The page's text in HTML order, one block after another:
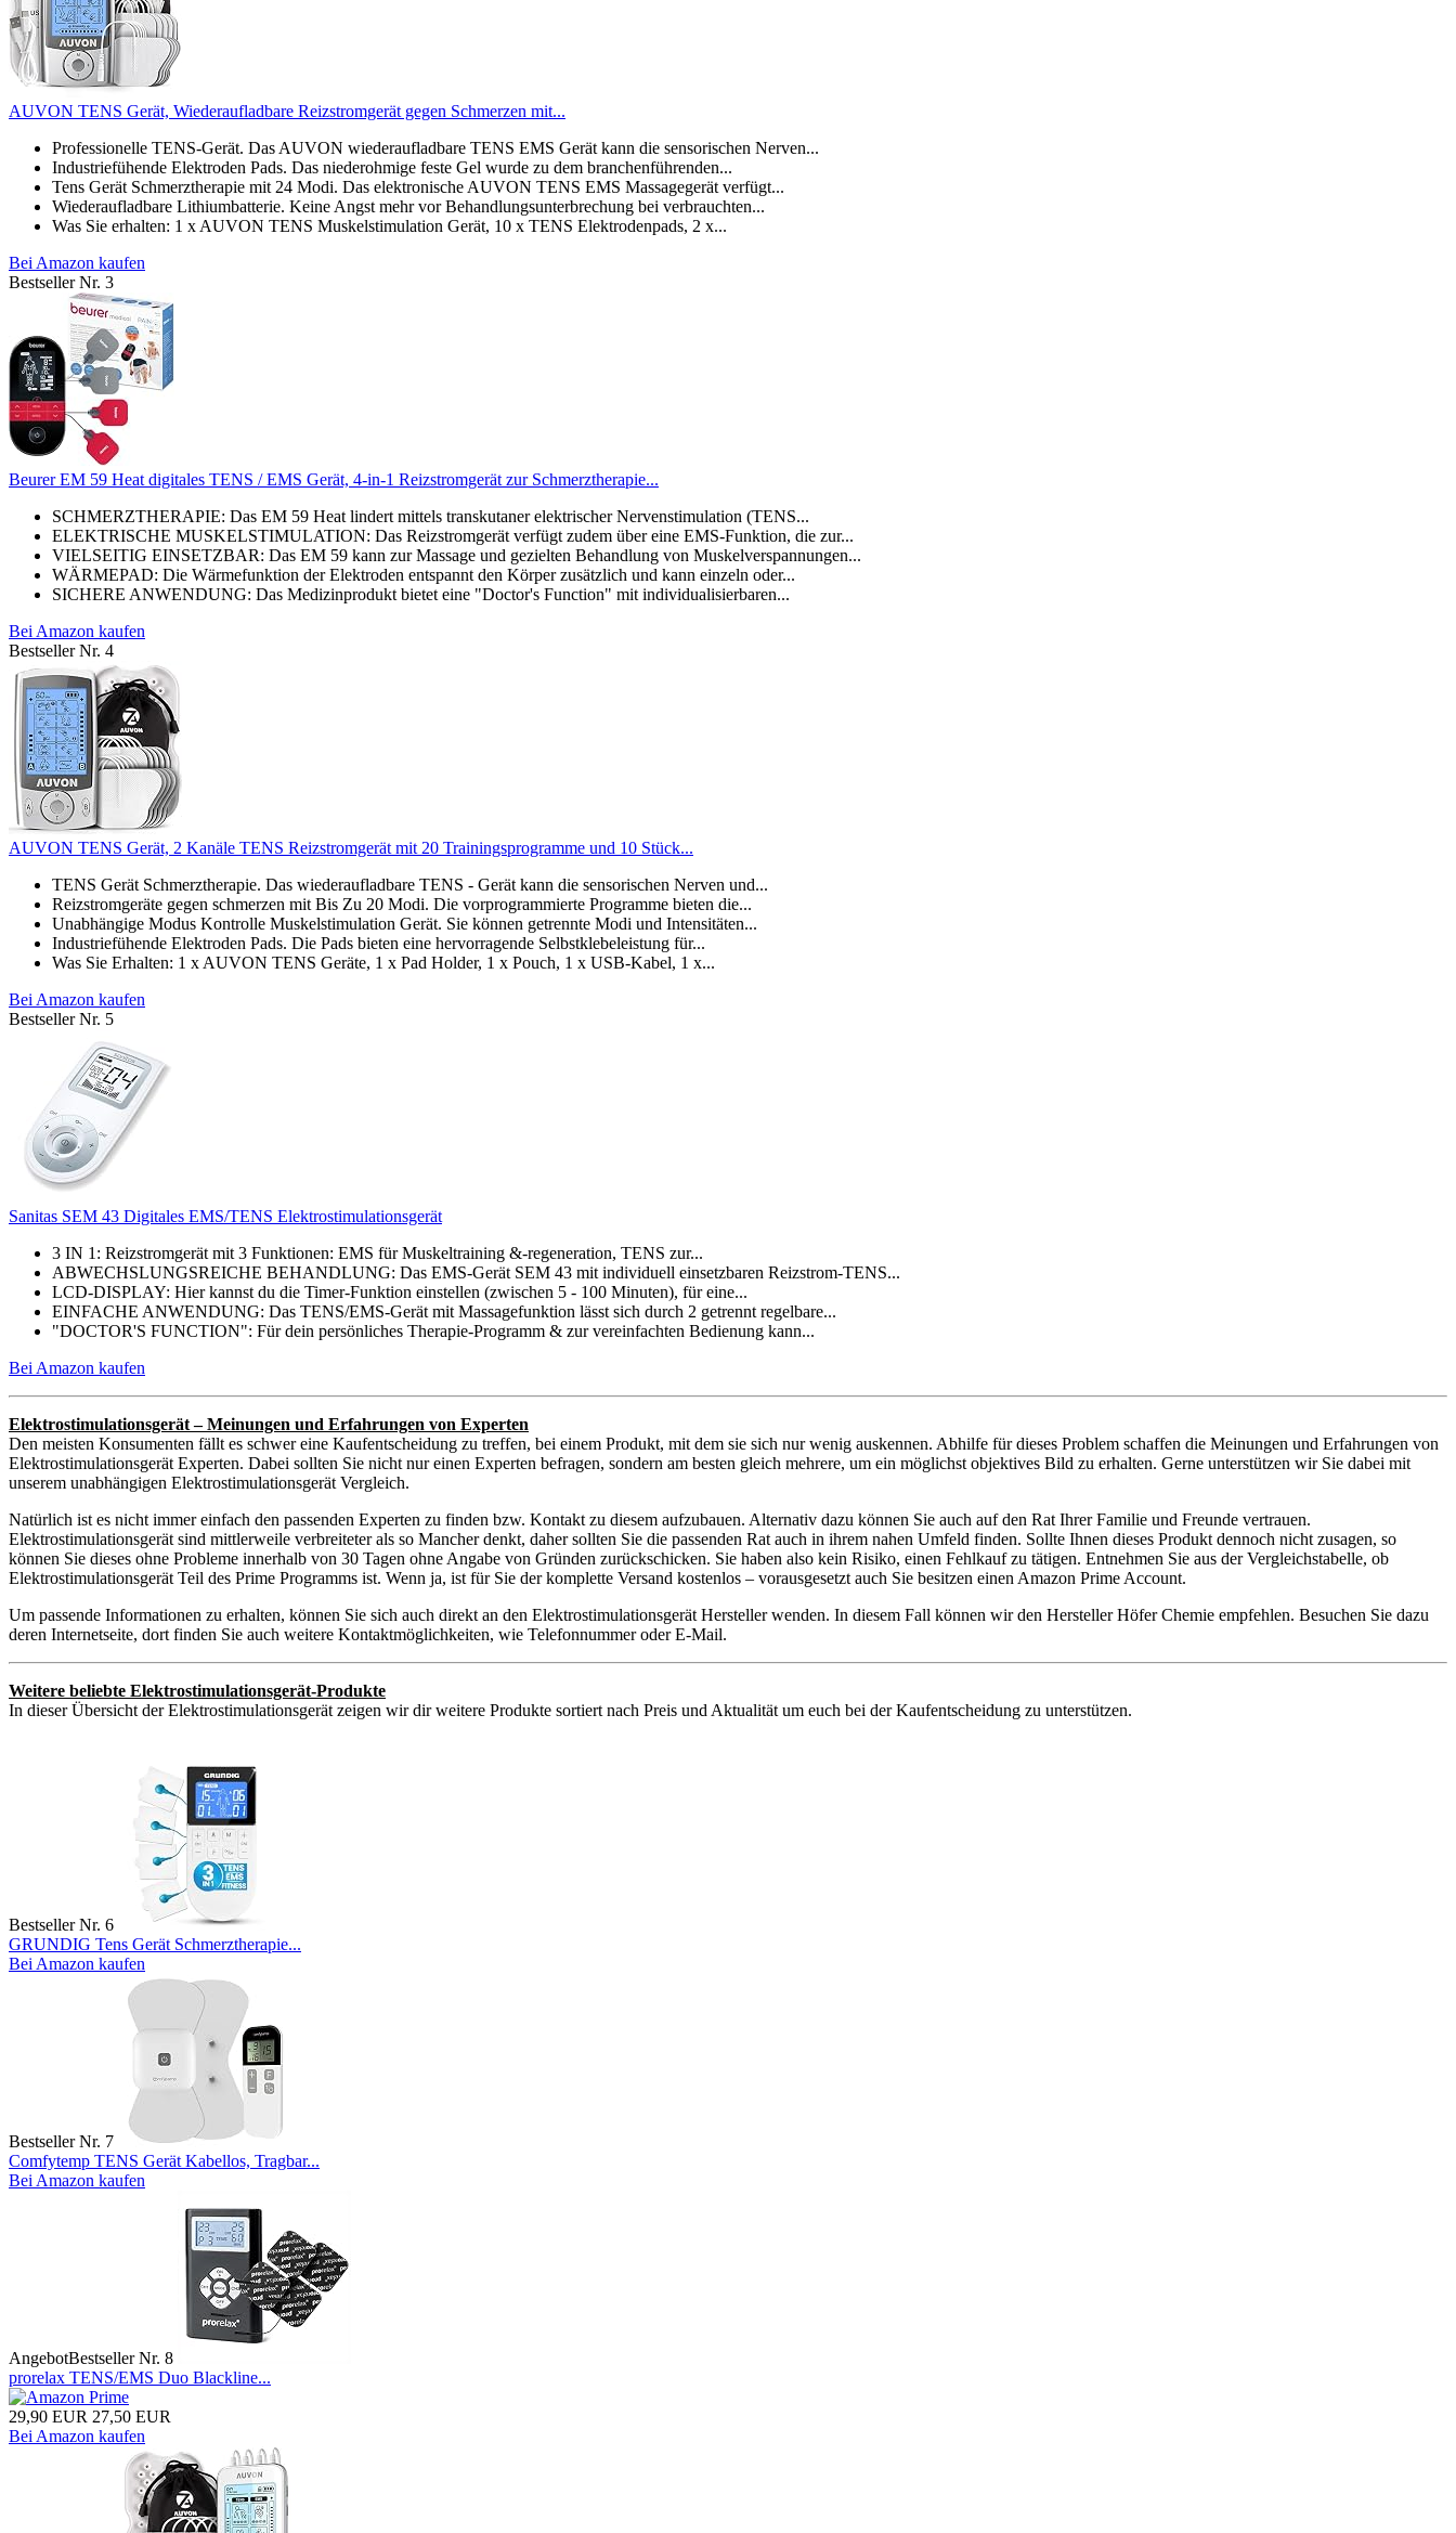
AUVON TENS Gerät, Wiederaufladbare Reizstromgerät gegen Schmerzen mit...
Professionelle TENS-Gerät. Das AUVON wiederaufladbare TENS EMS Gerät kann die sensorischen Nerven...
Industriefühende Elektroden Pads. Das niederohmige feste Gel wurde zu dem branchenführenden...
Tens Gerät Schmerztherapie mit 24 Modi. Das elektronische AUVON TENS EMS Massagegerät verfügt...
Wiederaufladbare Lithiumbatterie. Keine Angst mehr vor Behandlungsunterbrechung bei verbrauchten...
Was Sie erhalten: 1 x AUVON TENS Muskelstimulation Gerät, 10 x TENS Elektrodenpads, 2 x...
Bei Amazon kaufen
Bestseller Nr. 3
Beurer EM 59 Heat digitales TENS / EMS Gerät, 4-in-1 Reizstromgerät zur Schmerztherapie...
SCHMERZTHERAPIE: Das EM 59 Heat lindert mittels transkutaner elektrischer Nervenstimulation (TENS...
ELEKTRISCHE MUSKELSTIMULATION: Das Reizstromgerät verfügt zudem über eine EMS-Funktion, die zur...
VIELSEITIG EINSETZBAR: Das EM 59 kann zur Massage und gezielten Behandlung von Muskelverspannungen...
WÄRMEPAD: Die Wärmefunktion der Elektroden entspannt den Körper zusätzlich und kann einzeln oder...
SICHERE ANWENDUNG: Das Medizinprodukt bietet eine "Doctor's Function" mit individualisierbaren...
Bei Amazon kaufen
Bestseller Nr. 4
AUVON TENS Gerät, 2 Kanäle TENS Reizstromgerät mit 20 Trainingsprogramme und 10 Stück...
TENS Gerät Schmerztherapie. Das wiederaufladbare TENS - Gerät kann die sensorischen Nerven und...
Reizstromgeräte gegen schmerzen mit Bis Zu 20 Modi. Die vorprogrammierte Programme bieten die...
Unabhängige Modus Kontrolle Muskelstimulation Gerät. Sie können getrennte Modi und Intensitäten...
Industriefühende Elektroden Pads. Die Pads bieten eine hervorragende Selbstklebeleistung für...
Was Sie Erhalten: 1 x AUVON TENS Geräte, 1 x Pad Holder, 1 x Pouch, 1 x USB-Kabel, 1 x...
Bei Amazon kaufen
Bestseller Nr. 5
Sanitas SEM 43 Digitales EMS/TENS Elektrostimulationsgerät
3 IN 1: Reizstromgerät mit 3 Funktionen: EMS für Muskeltraining &-regeneration, TENS zur...
ABWECHSLUNGSREICHE BEHANDLUNG: Das EMS-Gerät SEM 43 mit individuell einsetzbaren Reizstrom-TENS...
LCD-DISPLAY: Hier kannst du die Timer-Funktion einstellen (zwischen 5 - 100 Minuten), für eine...
EINFACHE ANWENDUNG: Das TENS/EMS-Gerät mit Massagefunktion lässt sich durch 2 getrennt regelbare...
"DOCTOR'S FUNCTION": Für dein persönliches Therapie-Programm & zur vereinfachten Bedienung kann...
Bei Amazon kaufen
Elektrostimulationsgerät – Meinungen und Erfahrungen von Experten
Den meisten Konsumenten fällt es schwer eine Kaufentscheidung zu treffen, bei einem Produkt, mit dem sie sich nur wenig auskennen. Abhilfe für dieses Problem schaffen die Meinungen und Erfahrungen von
Elektrostimulationsgerät Experten. Dabei sollten Sie nicht nur einen Experten befragen, sondern am besten gleich mehrere, um ein möglichst objektives Bild zu erhalten. Gerne unterstützen wir Sie dabei mit
unserem unabhängigen Elektrostimulationsgerät Vergleich.
Natürlich ist es nicht immer einfach den passenden Experten zu finden bzw. Kontakt zu diesem aufzubauen. Alternativ dazu können Sie auch auf den Rat Ihrer Familie und Freunde vertrauen.
Elektrostimulationsgerät sind mittlerweile verbreiteter als so Mancher denkt, daher sollten Sie die passenden Rat auch in ihrem nahen Umfeld finden. Sollte Ihnen dieses Produkt dennoch nicht zusagen, so
können Sie dieses ohne Probleme innerhalb von 30 Tagen ohne Angabe von Gründen zurückschicken. Sie haben also kein Risiko, einen Fehlkauf zu tätigen. Entnehmen Sie aus der Vergleichstabelle, ob
Elektrostimulationsgerät Teil des Prime Programms ist. Wenn ja, ist für Sie der komplette Versand kostenlos – vorausgesetzt auch Sie besitzen einen Amazon Prime Account.
Um passende Informationen zu erhalten, können Sie sich auch direkt an den Elektrostimulationsgerät Hersteller wenden. In diesem Fall können wir den Hersteller Höfer Chemie empfehlen. Besuchen Sie dazu
deren Internetseite, dort finden Sie auch weitere Kontaktmöglichkeiten, wie Telefonnummer oder E-Mail.
Weitere beliebte Elektrostimulationsgerät-Produkte
In dieser Übersicht der Elektrostimulationsgerät zeigen wir dir weitere Produkte sortiert nach Preis und Aktualität um euch bei der Kaufentscheidung zu unterstützen.
Bestseller Nr. 6
GRUNDIG Tens Gerät Schmerztherapie...
Bei Amazon kaufen
Bestseller Nr. 7
Comfytemp TENS Gerät Kabellos, Tragbar...
Bei Amazon kaufen
AngebotBestseller Nr. 8
prorelax TENS/EMS Duo Blackline...
29,90 EUR 27,50 EUR
Bei Amazon kaufen